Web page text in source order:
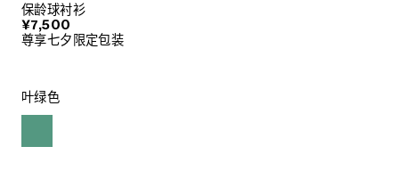
保龄球衬衫
¥7,500
尊享七夕限定包装
叶绿色